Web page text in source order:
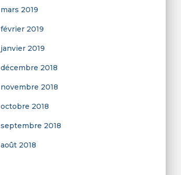
mars 2019
février 2019
janvier 2019
décembre 2018
novembre 2018
octobre 2018
septembre 2018
août 2018